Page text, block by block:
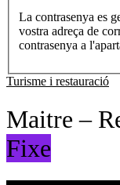
La contrasenya es
vostra adreça de
contrasenya a
Turisme i restauració
Maitre –
Fixe